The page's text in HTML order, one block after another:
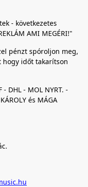
- következetes
AMI MEGÉRI!"
pénzt spóroljon meg,
hogy időt takarítson
- DHL - MOL NYRT. -
és MÁGA